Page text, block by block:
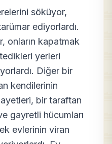
söküyor,
ediyorlardı.
onların kapatmak
yerleri
Diğer bir
kendilerinin
bir taraftan
gayretli hücumları
evlerinin viran